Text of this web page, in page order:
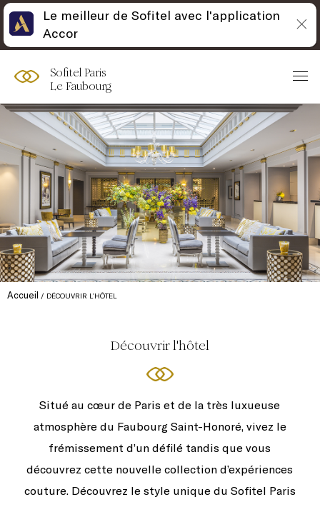
Sofitel Paris
Le Faubourg
Accueil DÉCOUVRIR L’HÔTEL
Découvrir l'hôtel
Situé au cœur de Paris et de la très luxueuse
atmosphère du Faubourg Saint-Honoré, vivez le
frémissement d’un défilé tandis que vous
découvrez cette nouvelle collection d’expériences
couture. Découvrez le style unique du Sofitel Paris
Le meilleur de Sofitel avec l'application
Accor